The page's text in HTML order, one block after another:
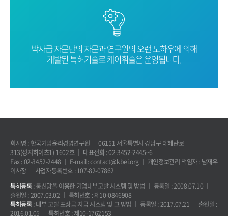
박사급 자문단의 자문과 연구원의 오랜노하우에 의해
개발된 특허기술로케이휘슬은 운영됩니다.
회사명 : 한국기업윤리경영연구원
06151 서울특별시 강남구 테헤란로
313(성지하이츠1) 1602호
대표전화 : 02-3452-2445~6
Fax : 02-3452-2448
E-mail : contact@kbei.org
개인정보관리 책임자 : 남재우
이사장
사업자등록번호 : 107-82-07862
특허등록: 통신망을 이용한 기업내부고발 시스템 및 방법
등록일 : 2008.07.10
출원일 : 2007.03.02
특허번호 : 제10-0846908
특허등록: 내부 고발 포상금 지급 시스템 및 그 방법 등록일 : 2017.07.21
출원일 :
2016.01.05
특허번호 : 제10-1762153